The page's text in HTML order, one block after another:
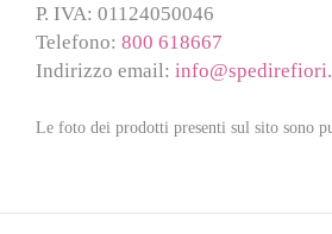
P. IVA: 01124050046
Telefono: 800 618667
Indirizzo email:
Le foto dei prodotti presenti sul sito sono